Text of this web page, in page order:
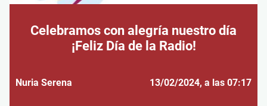
Celebramos con alegría nuestro día
¡Feliz Día de la Radio!
Nuria Serena 13/02/2024, a las 07:17